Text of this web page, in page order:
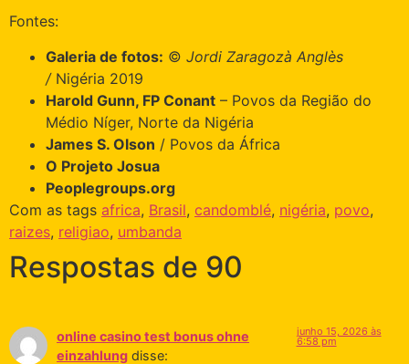
Fontes:
Galeria de fotos: © Jordi Zaragozà Anglès
/Nigéria 2019
Harold Gunn, FP Conant – Povos da Região do
Médio Níger, Norte da Nigéria
James S. Olson / Povos da África
O Projeto Josua
Peoplegroups.org
Com as tags africa, Brasil, candomblé, nigéria, povo,
raizes, religiao, umbanda
Respostas de 90
online casino test bonus ohne
einzahlung disse:
junho 15, 2026 às
6:58 pm